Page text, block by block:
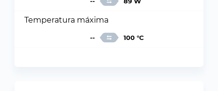
Temperatura máxima
-- 100 °C